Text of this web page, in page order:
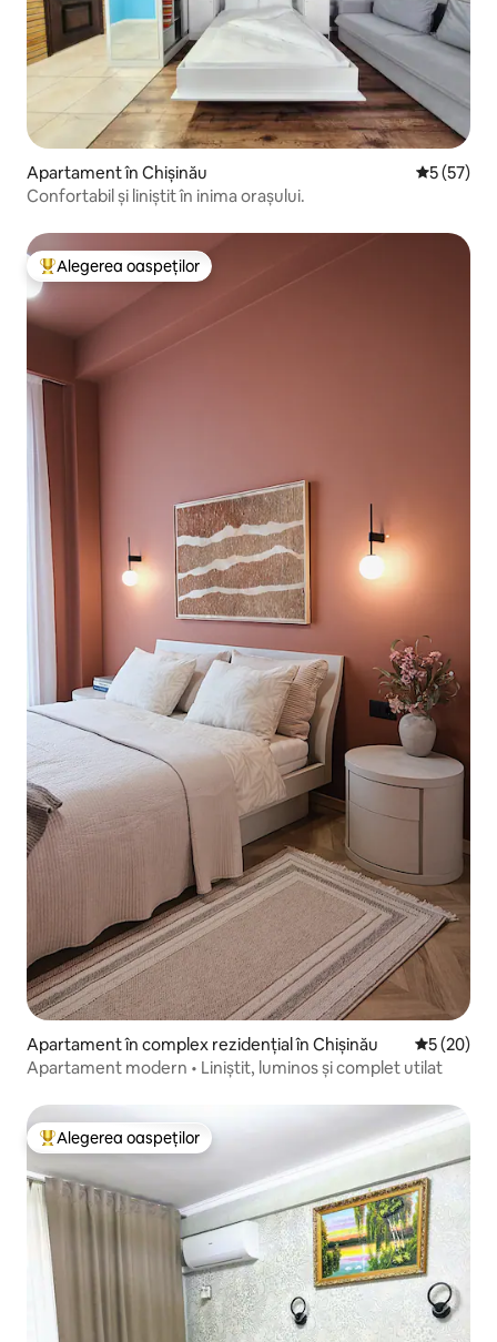
Apartament în Chișinău Scor
5 (57)
Confortabil și liniștit în inima orașului.
Locuință din topul categoriei Alegerea oaspeților
Alegerea oaspeților
Apartament în complex rezidențial în Chișinău Scor
5 (20)
Apartament modern • Liniștit, luminos și complet utilat
Locuință din topul categoriei Alegerea oaspeților
Alegerea oaspeților